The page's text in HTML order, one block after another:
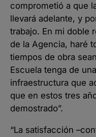
comprometió a que
llevará adelante, y
trabajo. En mi doble
de la Agencia, haré
tiempos de obra
Escuela tenga de
infraestructura que
que en estos tres
demostrado”.
“La satisfacción